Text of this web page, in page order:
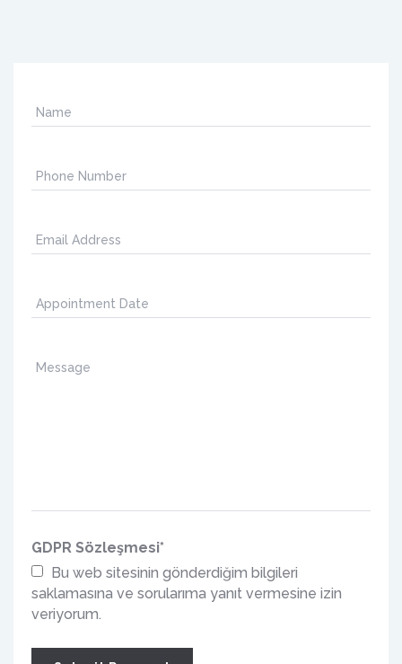
GDPR Sözleşmesi*
Bu web sitesinin gönderdiğim bilgileri
saklamasına ve sorularıma yanıt vermesine izin
veriyorum.